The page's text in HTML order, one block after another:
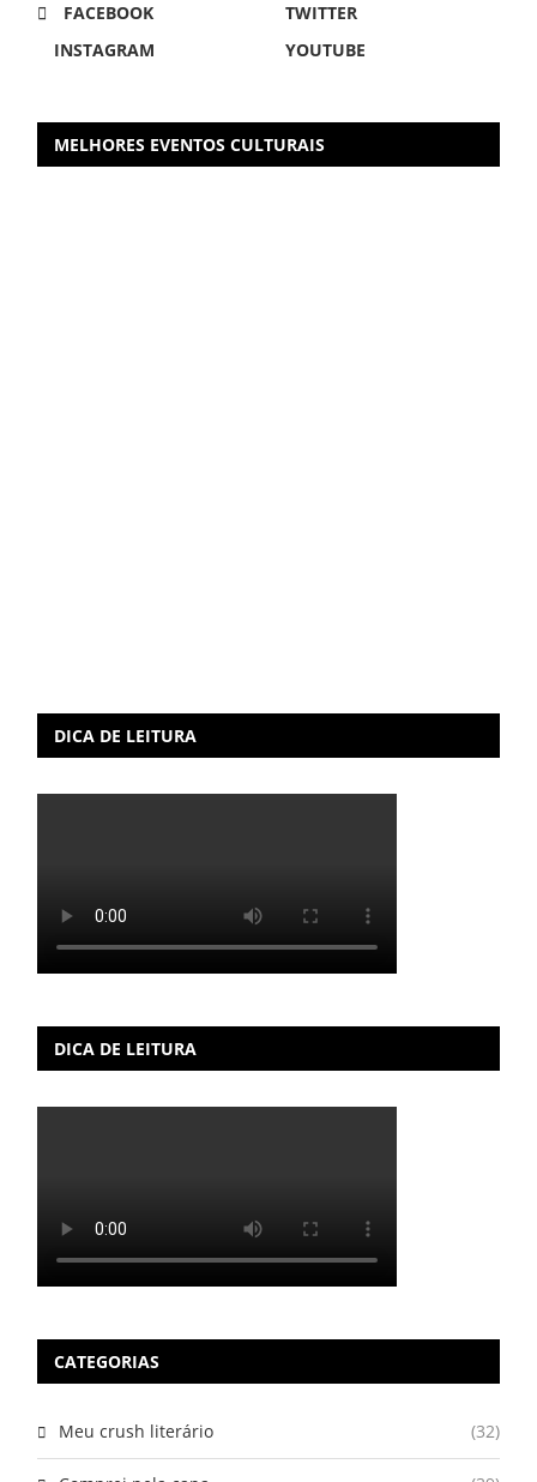
FACEBOOK
TWITTER
INSTAGRAM
YOUTUBE
MELHORES EVENTOS CULTURAIS
DICA DE LEITURA
DICA DE LEITURA
CATEGORIAS
Meu crush literário (32)